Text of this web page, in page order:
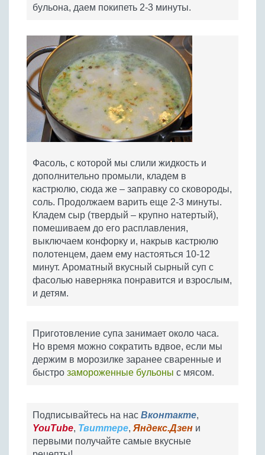
бульона, даем покипеть 2-3 минуты.
Фасоль, с которой мы слили жидкость и
дополнительно промыли, кладем в
кастрюлю, сюда же – заправку со сковороды,
соль. Продолжаем варить еще 2-3 минуты.
Кладем сыр (твердый – крупно натертый),
помешиваем до его расплавления,
выключаем конфорку и, накрыв кастрюлю
полотенцем, даем ему настояться 10-12
минут. Ароматный вкусный сырный суп с
фасолью наверняка понравится и взрослым,
и детям.
Приготовление супа занимает около часа.
Но время можно сократить вдвое, если мы
держим в морозилке заранее сваренные и
быстро замороженные бульоны с мясом.
Подписывайтесь на нас Вконтакте,
YouTube, Твиттере, Яндекс.Дзен и
первыми получайте самые вкусные